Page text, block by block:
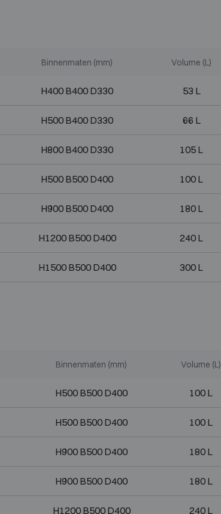
Binnenmaten (mm) Volume (L)
H400 B400 D330 53 L
H500 B400 D330 66 L
H800 B400 D330 105 L
H500 B500 D400 100 L
H900 B500 D400 180 L
H1200 B500 D400 240 L
H1500 B500 D400 300 L
Binnenmaten (mm) Volume (L)
H500 B500 D400 100 L
H500 B500 D400 100 L
H900 B500 D400 180 L
H900 B500 D400 180 L
H1200 B500 D400 240 L